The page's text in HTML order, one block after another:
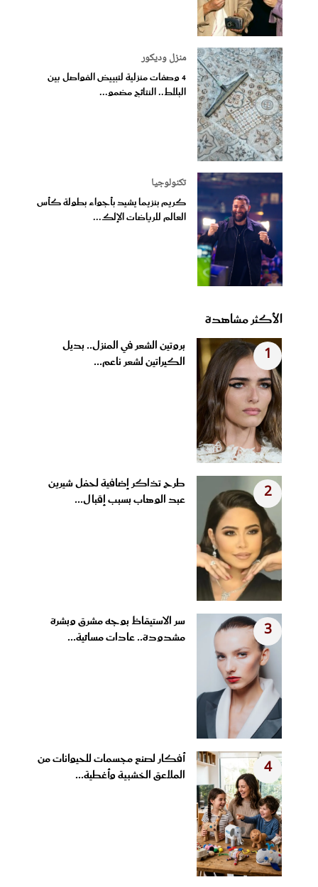
منزل وديكور
4 وصفات منزلية لتبييض الفواصل بين
البلاط.. النتائج مضمو...
تكنولوجيا
كريم بنزيما يشيد بأجواء بطولة كأس
العالم للرياضات الإلك...
الأكثر مشاهدة
1
بروتين الشعر في المنزل.. بديل
الكيراتين لشعر ناعم...
2
طرح تذاكر إضافية لحفل شيرين
عبد الوهاب بسبب إقبال...
3
سر الاستيقاظ بوجه مشرق وبشرة
مشدودة.. عادات مسائية...
4
أفكار لصنع مجسمات للحيوانات من
الملاعق الخشبية وأغطية...